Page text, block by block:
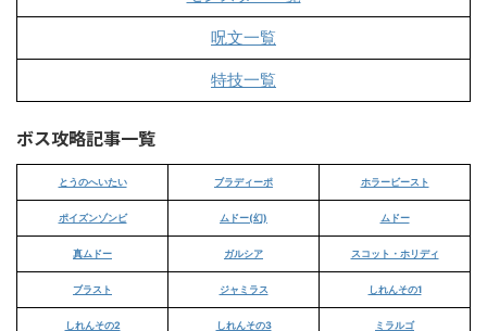
呪文一覧
特技一覧
ボス攻略記事一覧
とうのへいたい ブラディーポ ホラービースト
ポイズンゾンビ ムドー(幻) ムドー
真ムドー ガルシア スコット・ホリディ
ブラスト ジャミラス しれんその1
しれんその2 しれんその3 ミラルゴ